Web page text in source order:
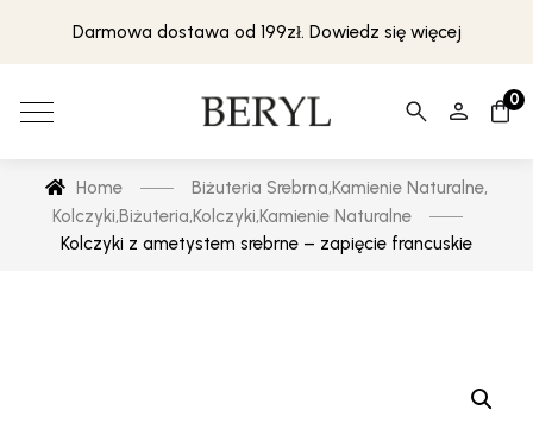
Darmowa dostawa od 199zł. Dowiedz się więcej
0
Home Biżuteria Srebrna,Kamienie Naturalne,
Kolczyki,Biżuteria,Kolczyki,Kamienie Naturalne
Kolczyki z ametystem srebrne – zapięcie francuskie